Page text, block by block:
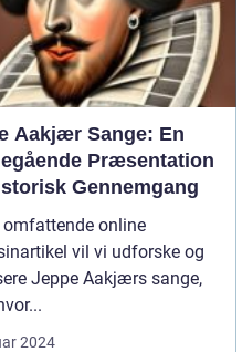
Aakjær Sange: En
Præsentation
Gennemgang
omfattende online
vil vi udforske og
Jeppe Aakjærs sange,
2024